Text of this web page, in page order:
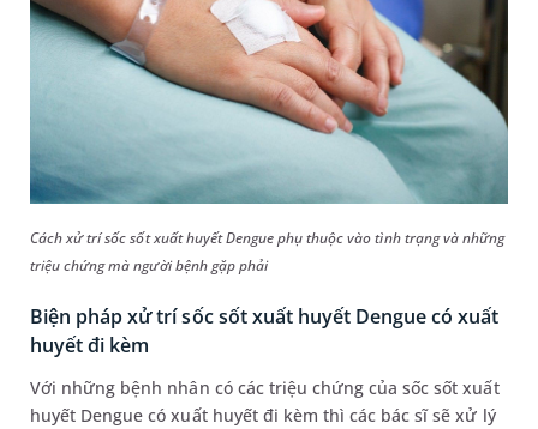
Cách xử trí sốc sốt xuất huyết Dengue phụ thuộc vào tình trạng và những
triệu chứng mà người bệnh gặp phải
Biện pháp xử trí sốc sốt xuất huyết Dengue có xuất
huyết đi kèm
Với những bệnh nhân có các triệu chứng của sốc sốt xuất
huyết Dengue có xuất huyết đi kèm thì các bác sĩ sẽ xử lý